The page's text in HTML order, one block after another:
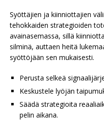
Syöttäjien ja kiinniottajien
tehokkaiden strategioiden
avainasemassa, sillä
silminä, auttaen heitä
syöttöjään sen mukaisesti.
Perusta selkeä
Keskustele lyöjän
Säädä strategioita
pelin aikana.